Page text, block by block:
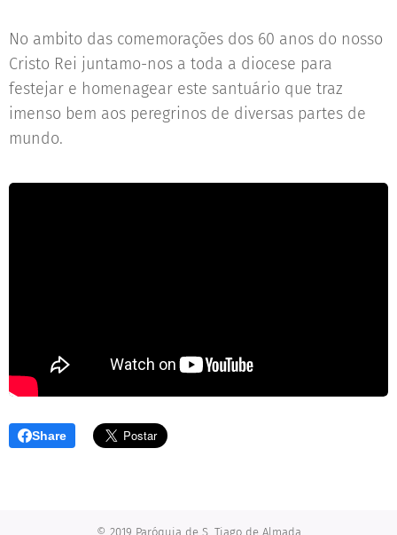
No ambito das comemorações dos 60 anos do nosso
Cristo Rei juntamo-nos a toda a diocese para
festejar e homenagear este santuário que traz
imenso bem aos peregrinos de diversas partes de
mundo.
Share
© 2019 Paróquia de S. Tiago de Almada